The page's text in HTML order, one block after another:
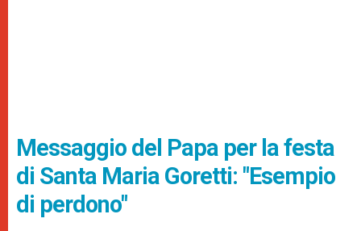
Messaggio del Papa per la festa
di Santa Maria Goretti: "Esempio
di perdono"